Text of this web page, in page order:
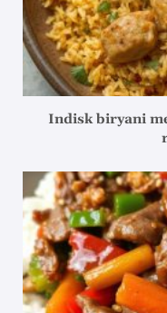
Indisk biryani